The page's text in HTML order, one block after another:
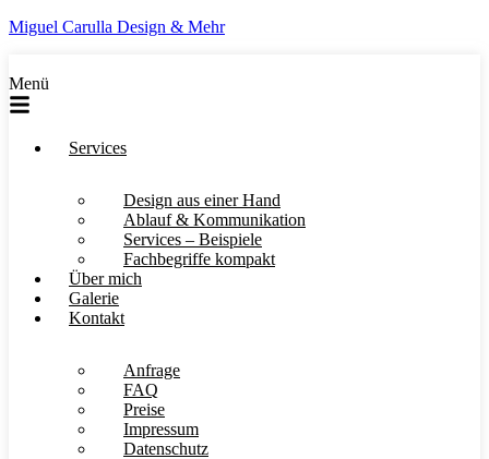
Miguel Carulla Design & Mehr
Menü
Services
Design aus einer Hand
Ablauf & Kommunikation
Services – Beispiele
Fachbegriffe kompakt
Über mich
Galerie
Kontakt
Anfrage
FAQ
Preise
Impressum
Datenschutz